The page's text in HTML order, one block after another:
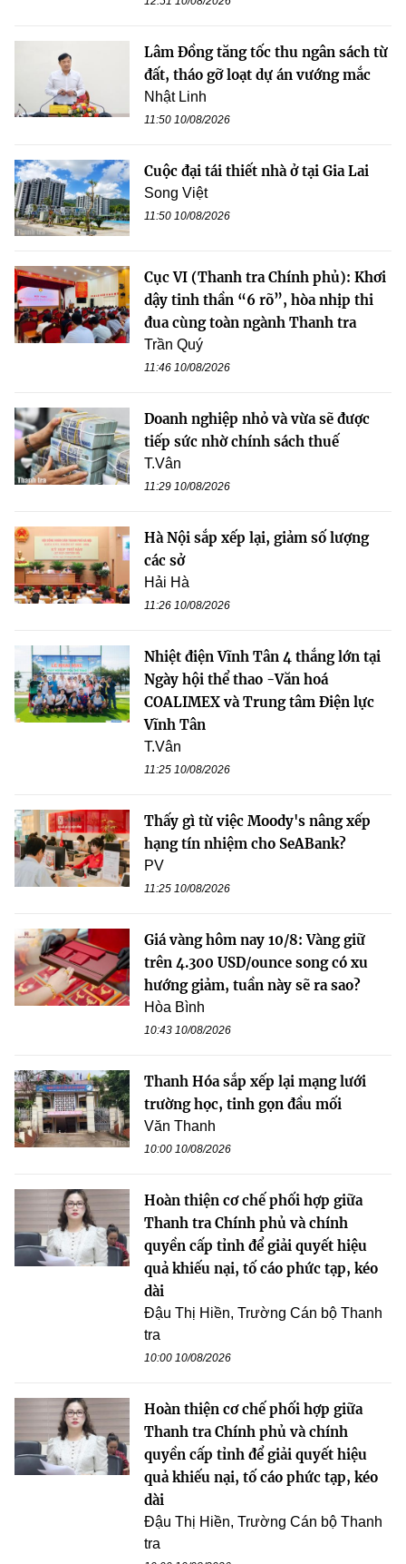
Lâm Đồng tăng tốc thu ngân sách từ
đất, tháo gỡ loạt dự án vướng mắc
Nhật Linh
11:50 10/08/2026
Cuộc đại tái thiết nhà ở tại Gia Lai
Song Việt
11:50 10/08/2026
Cục VI (Thanh tra Chính phủ): Khơi
dậy tinh thần “6 rõ”, hòa nhịp thi
đua cùng toàn ngành Thanh tra
Trần Quý
11:46 10/08/2026
Doanh nghiệp nhỏ và vừa sẽ được
tiếp sức nhờ chính sách thuế
T.Vân
11:29 10/08/2026
Hà Nội sắp xếp lại, giảm số lượng
các sở
Hải Hà
11:26 10/08/2026
Nhiệt điện Vĩnh Tân 4 thắng lớn tại
Ngày hội thể thao -Văn hoá
COALIMEX và Trung tâm Điện lực
Vĩnh Tân
T.Vân
11:25 10/08/2026
Thấy gì từ việc Moody's nâng xếp
hạng tín nhiệm cho SeABank?
PV
11:25 10/08/2026
Giá vàng hôm nay 10/8: Vàng giữ
trên 4.300 USD/ounce song có xu
hướng giảm, tuần này sẽ ra sao?
Hòa Bình
10:43 10/08/2026
Thanh Hóa sắp xếp lại mạng lưới
trường học, tinh gọn đầu mối
Văn Thanh
10:00 10/08/2026
Hoàn thiện cơ chế phối hợp giữa
Thanh tra Chính phủ và chính
quyền cấp tỉnh để giải quyết hiệu
quả khiếu nại, tố cáo phức tạp, kéo
dài
Đậu Thị Hiền, Trường Cán bộ Thanh
tra
10:00 10/08/2026
Hoàn thiện cơ chế phối hợp giữa
Thanh tra Chính phủ và chính
quyền cấp tỉnh để giải quyết hiệu
quả khiếu nại, tố cáo phức tạp, kéo
dài
Đậu Thị Hiền, Trường Cán bộ Thanh
tra